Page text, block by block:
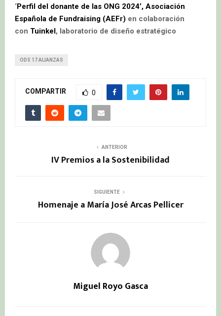
‘Perfil del donante de las ONG 2024’, Asociación
Española de Fundraising (AEFr) en colaboración
con Tuinkel, laboratorio de diseño estratégico
ODS 17 ALIANZAS
COMPARTIR 0
ANTERIOR
IV Premios a la Sostenibilidad
SIGUIENTE
Homenaje a María José Arcas Pellicer
Miguel Royo Gasca